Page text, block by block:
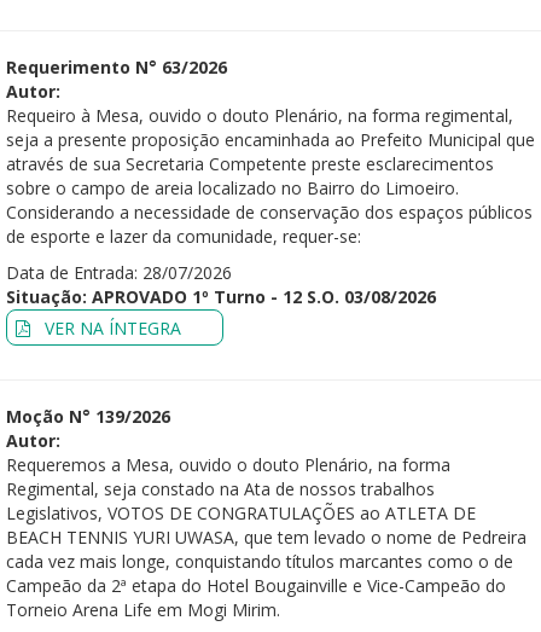
Requerimento N° 63/2026
Autor:
Requeiro à Mesa, ouvido o douto Plenário, na forma regimental,
seja a presente proposição encaminhada ao Prefeito Municipal que
através de sua Secretaria Competente preste esclarecimentos
sobre o campo de areia localizado no Bairro do Limoeiro.
Considerando a necessidade de conservação dos espaços públicos
de esporte e lazer da comunidade, requer-se:
Data de Entrada: 28/07/2026
Situação: APROVADO 1º Turno - 12 S.O. 03/08/2026
VER NA ÍNTEGRA
Moção N° 139/2026
Autor:
Requeremos a Mesa, ouvido o douto Plenário, na forma
Regimental, seja constado na Ata de nossos trabalhos
Legislativos, VOTOS DE CONGRATULAÇÕES ao ATLETA DE
BEACH TENNIS YURI UWASA, que tem levado o nome de Pedreira
cada vez mais longe, conquistando títulos marcantes como o de
Campeão da 2ª etapa do Hotel Bougainville e Vice-Campeão do
Torneio Arena Life em Mogi Mirim.